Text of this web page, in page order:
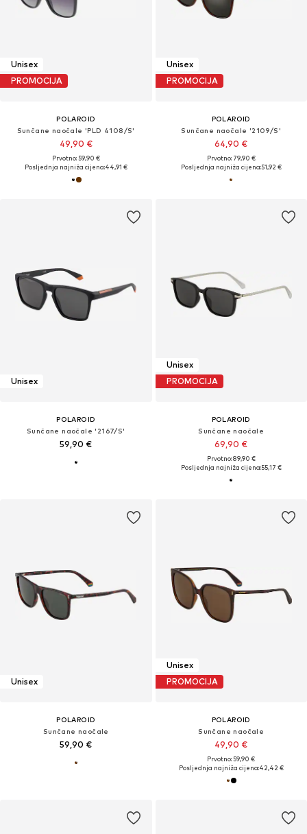
Unisex
PROMOCIJA
POLAROID
Sunčane naočale 'PLD 4108/S'
49,90 €
Prvotno: 59,90 €
Posljednja najniža cijena:44,91 €
Unisex
PROMOCIJA
POLAROID
Sunčane naočale '2109/S'
64,90 €
Prvotno: 79,90 €
Posljednja najniža cijena:51,92 €
Unisex
POLAROID
Sunčane naočale '2167/S'
59,90 €
Unisex
PROMOCIJA
POLAROID
Sunčane naočale
69,90 €
Prvotno: 89,90 €
Posljednja najniža cijena:55,17 €
Unisex
POLAROID
Sunčane naočale
59,90 €
Unisex
PROMOCIJA
POLAROID
Sunčane naočale
49,90 €
Prvotno: 59,90 €
Posljednja najniža cijena:42,42 €